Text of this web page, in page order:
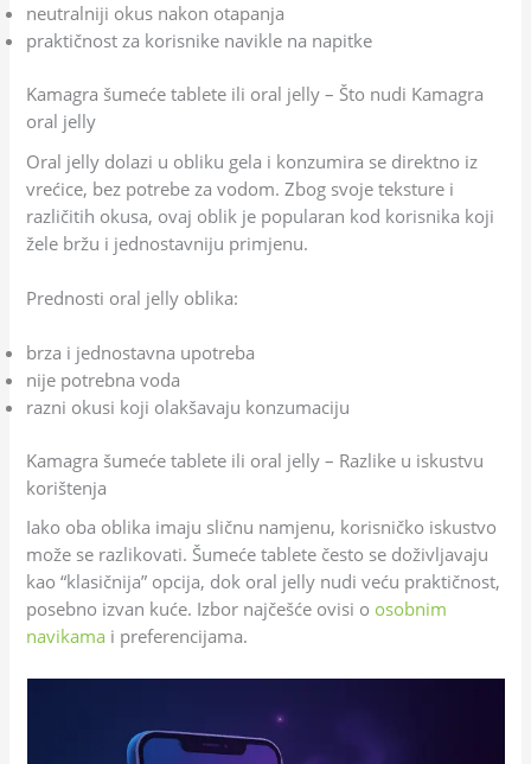
neutralniji okus nakon otapanja
praktičnost za korisnike navikle na napitke
Kamagra šumeće tablete ili oral jelly – Što nudi Kamagra
oral jelly
Oral jelly dolazi u obliku gela i konzumira se direktno iz
vrećice, bez potrebe za vodom. Zbog svoje teksture i
različitih okusa, ovaj oblik je popularan kod korisnika koji
žele bržu i jednostavniju primjenu.
Prednosti oral jelly oblika:
brza i jednostavna upotreba
nije potrebna voda
razni okusi koji olakšavaju konzumaciju
Kamagra šumeće tablete ili oral jelly – Razlike u iskustvu
korištenja
Iako oba oblika imaju sličnu namjenu, korisničko iskustvo
može se razlikovati. Šumeće tablete često se doživljavaju
kao “klasičnija” opcija, dok oral jelly nudi veću praktičnost,
posebno izvan kuće. Izbor najčešće ovisi o osobnim
navikama i preferencijama.